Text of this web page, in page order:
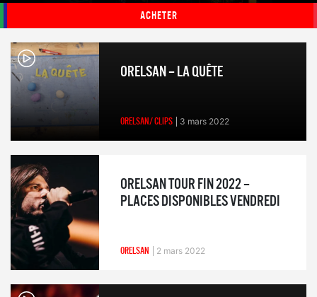
ACHETER
ORELSAN – LA QUÊTE
ORELSAN/ CLIPS 3 mars 2022
ORELSAN TOUR FIN 2022 –
PLACES DISPONIBLES VENDREDI
ORELSAN 2 mars 2022